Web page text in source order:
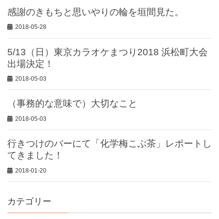
感謝のきもちと思いやりの輪を垣間見た。
2018-05-28
5/13（日）東京カラオケまつり2018 浜松町大会
出場決定！
2018-05-03
（事務的な意味で）大切なこと
2018-05-03
行きつけのバーにて「化学梅こぶ茶」レポートし
てきました！
2018-01-20
カテゴリー